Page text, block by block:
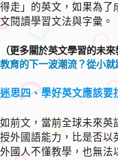
得走」的英文，如果為了
文閱讀學習文法與字彙。
（更多關於英文學習的未
教育的下一波潮流？從小
迷思四、學好英文應該要
如前文，當前全球未來英
授外國語能力，比是否以
外國人不懂教學，也無法